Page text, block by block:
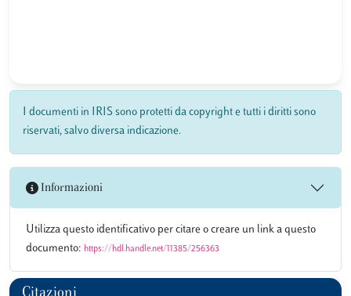
I documenti in IRIS sono protetti da copyright e tutti i diritti sono
riservati, salvo diversa indicazione.
Informazioni
Utilizza questo identificativo per citare o creare un link a questo
documento: https://hdl.handle.net/11385/256363